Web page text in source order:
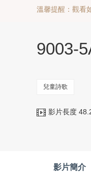
溫馨提醒：觀看
9003-
兒童詩歌
影片長度
影片簡介